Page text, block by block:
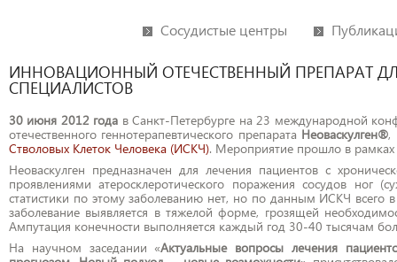
Сосудистые центры
ИННОВАЦИОННЫЙ ОТЕЧЕСТВЕННЫЙ ПРЕПАРАТ
СПЕЦИАЛИСТОВ
30 июня 2012 года в Санкт-Петербурге на 23 международной
отечественного геннотерапевтического препарата Неоваскулген®,
Стволовых Клеток Человека (ИСКЧ). Мероприятие прошло в рамках
Неоваскулген предназначен для лечения пациентов с
проявлениями атеросклеротического поражения сосудов
статистики по этому заболеванию нет, но по данным ИСКЧ
заболевание выявляется в тяжелой форме, грозящей
Ампутация конечности выполняется каждый год 30-40 тысячам
На научном заседании «Актуальные вопросы лечения